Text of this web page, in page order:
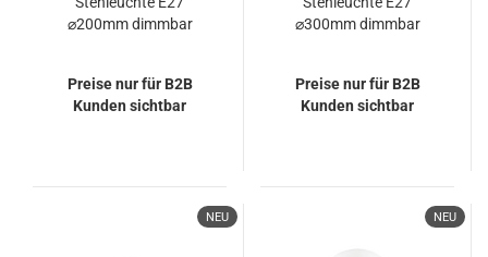
⌀200mm dimmbar
Preise nur für B2B
Kunden sichtbar
⌀300mm dimmbar
Preise nur für B2B
Kunden sichtbar
NEU NEU